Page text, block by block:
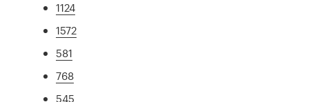
1124
1572
581
768
545